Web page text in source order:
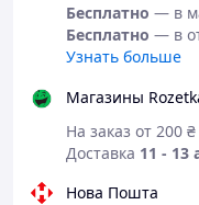
Бесплатно — в
Бесплатно — в
Узнать больше
Магазины
На заказ от 200
Доставка 11 - 13
Нова Пошта